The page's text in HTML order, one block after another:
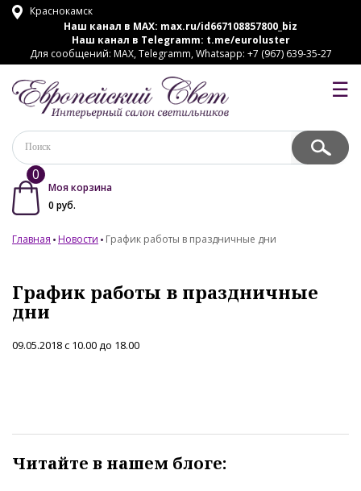
Краснокамск
Наш канал в MAX: max.ru/id667108857800_biz
Наш канал в Telegramm: t.me/euroluster
Для сообщений: MAX, Telegramm, Whatsapp: +7 (967) 639-35-27
☰
0
Моя корзина
0 руб.
Главная Новости График работы в праздничные дни
График работы в праздничные
дни
09.05.2018 с 10.00 до 18.00
Читайте в нашем блоге: